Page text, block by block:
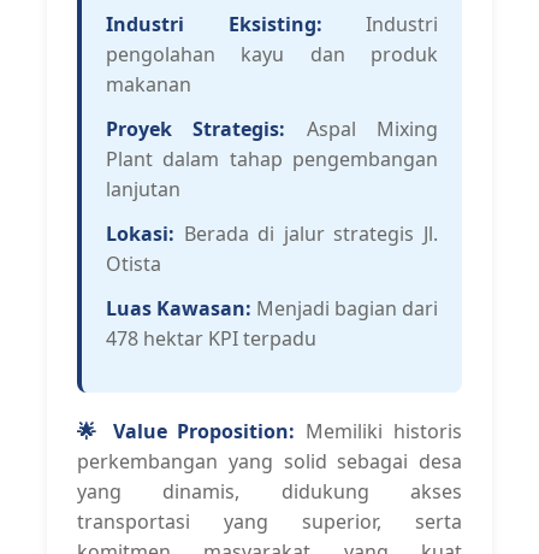
Industri Eksisting: Industri
pengolahan kayu dan produk
makanan
Proyek Strategis: Aspal Mixing
Plant dalam tahap pengembangan
lanjutan
Lokasi: Berada di jalur strategis Jl.
Otista
Luas Kawasan: Menjadi bagian dari
478 hektar KPI terpadu
🌟 Value Proposition: Memiliki historis
perkembangan yang solid sebagai desa
yang dinamis, didukung akses
transportasi yang superior, serta